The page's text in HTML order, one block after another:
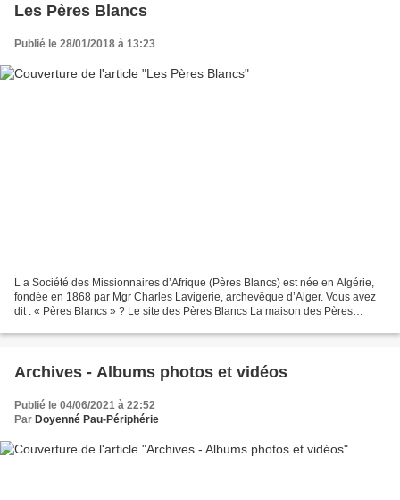
Les Pères Blancs
Publié le 28/01/2018 à 13:23
L a Société des Missionnaires d’Afrique (Pères Blancs) est née en Algérie,
fondée en 1868 par Mgr Charles Lavigerie, archevêque d’Alger. Vous avez
dit : « Pères Blancs » ? Le site des Pères Blancs La maison des Pères
Archives - Albums photos et vidéos
Publié le 04/06/2021 à 22:52
Par Doyenné Pau-Périphérie